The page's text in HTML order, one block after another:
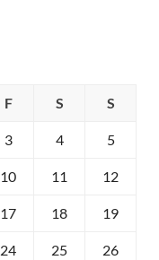
F S S
3 4 5
10 11 12
17 18 19
24 25 26